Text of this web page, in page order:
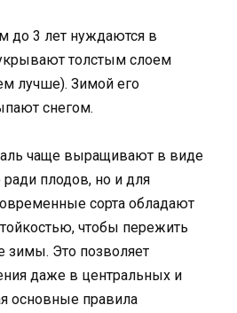
до 3 лет нуждаются в
толстым слоем
лучше). Зимой его
снегом.
чаще выращивают в виде
ради плодов, но и для
сорта обладают
чтобы пережить
зимы. Это позволяет
даже в центральных и
основные правила